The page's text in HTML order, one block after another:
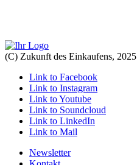
(C) Zukunft des Einkaufens, 2025
Link to Facebook
Link to Instagram
Link to Youtube
Link to Soundcloud
Link to LinkedIn
Link to Mail
Newsletter